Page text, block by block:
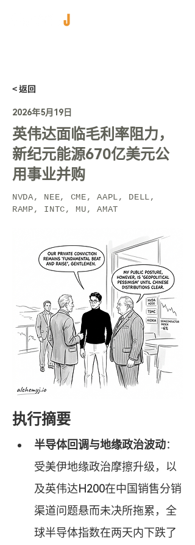
< 返回
2026年5月19日
英伟达面临毛利率阻力，
新纪元能源670亿美元公
用事业并购
NVDA, NEE, CME, AAPL, DELL,
RAMP, INTC, MU, AMAT
执行摘要
半导体回调与地缘政治波动：
受美伊地缘政治摩擦升级，以
及英伟达H200在中国销售分销
渠道问题悬而未决所拖累，全
球半导体指数在两天内下跌了